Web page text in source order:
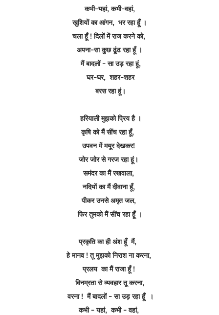
कभी-यहां, कभी-वहां,
खुशियों का आंगन, भर रहा हूँ ।
चला हूँ ! दिलों में राज करने को,
अपना-सा कुछ ढूंढ रहा हूँ ।
मैं बादलों - सा उड़ रहा हूं,
घर-घर, शहर-शहर
बरस रहा हूं।
हरियाली मुझको प्रिय है ।
कृषि को मैं सींच रहा हूँ,
उपवन में मयूर देखकर!
जोर जोर से गरज रहा हूं।
समंदर का मैं रखवाला,
नदियों का मैं दीवाना हूँ,
पीकर उनसे अमृत जल,
फिर तुमको मैं सींच रहा हूँ ।
प्रकृति का ही अंश हूँ मैं,
हे मानव ! तू मुझको निराश ना करना,
प्रलय का मैं राजा हूँ !
विनम्रता से व्यवहार तू करना,
वरना ! मैं बादलों - सा उड़ रहा हूँ ।
कभी - यहां, कभी - वहां,